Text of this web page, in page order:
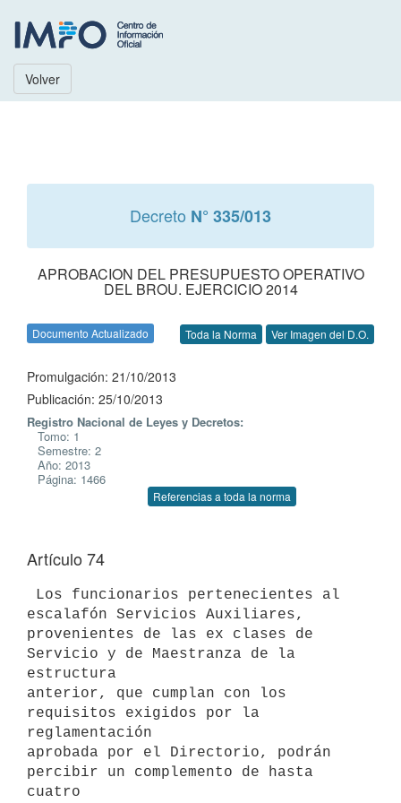
Volver
Decreto N° 335/013
APROBACION DEL PRESUPUESTO OPERATIVO
DEL BROU. EJERCICIO 2014
Documento Actualizado Toda la Norma Ver Imagen del D.O.
Promulgación: 21/10/2013
Publicación: 25/10/2013
Registro Nacional de Leyes y Decretos:
Tomo: 1
Semestre: 2
Año: 2013
Página: 1466
Referencias a toda la norma
Artículo 74
escalafón Servicios Auxiliares,
provenientes de las ex clases de
Servicio y de Maestranza de la
estructura
anterior, que cumplan con los
requisitos exigidos por la
reglamentación
aprobada por el Directorio, podrán
percibir un complemento de hasta
cuatro